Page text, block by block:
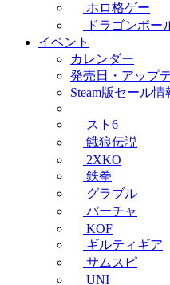
ホロ格ゲー
ドラゴンボー
イベント
カレンダー
発売日・アップ
Steam版セール情
スト6
餓狼伝説
2XKO
鉄拳
グラブル
バーチャ
KOF
ギルティギア
サムスピ
UNI